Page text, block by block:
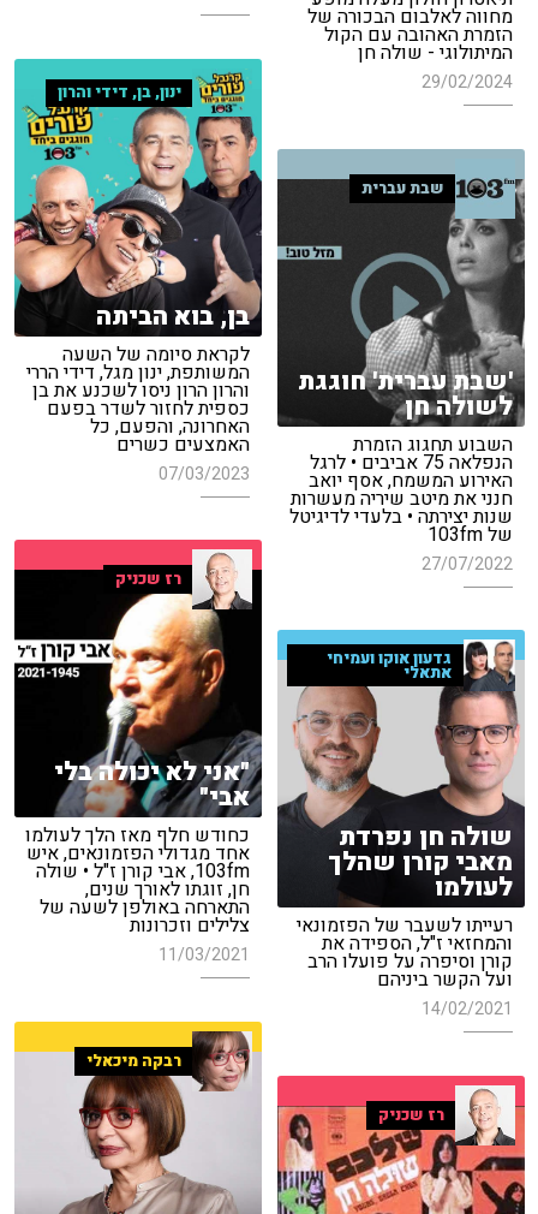
מחווה לאלבום הבכורה של
הזמרת האהובה עם הקול
המיתולוגי - שולה חן
29/02/2024 ינון, בן, דידי והרון
בן, בוא הביתה
לקראת סיומה של השעה
המשותפת, ינון מגל, דידי הררי
והרון הרון ניסו לשכנע את בן
כספית לחזור לשדר בפעם
האחרונה, והפעם, כל
האמצעים כשרים
07/03/2023
שבת עברית
'שבת עברית' חוגגת
לשולה חן
השבוע תחגוג הזמרת
הנפלאה 75 אביבים • לרגל
האירוע המשמח, אסף יואב
חנני את מיטב שיריה מעשרות
שנות יצירתה • בלעדי לדיגיטל
של 103fm
27/07/2022
רז שכניק
"אני לא יכולה בלי
אבי"
כחודש חלף מאז הלך לעולמו
אחד מגדולי הפזמונאים, איש
103fm, אבי קורן ז"ל • שולה
חן, זוגתו לאורך שנים,
התארחה באולפן לשעה של
צלילים וזכרונות
11/03/2021
גדעון אוקו ועמיחי
אתאלי
שולה חן נפרדת
מאבי קורן שהלך
לעולמו
רעייתו לשעבר של הפזמונאי
והמחזאי ז"ל, הספידה את
קורן וסיפרה על פועלו הרב
ועל הקשר ביניהם
14/02/2021
רבקה מיכאלי
רז שכניק